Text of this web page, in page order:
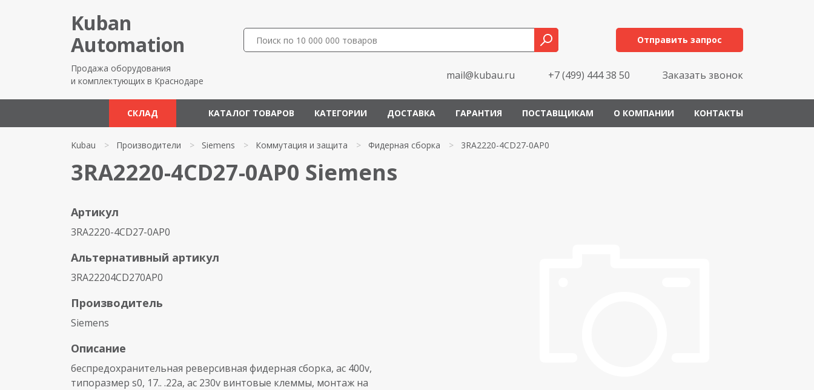
Kuban
Automation
Продажа оборудования
и комплектующих в Краснодаре
Отправить запрос
mail@kubau.ru +7 (499) 444 38 50 Заказать звонок
СКЛАД КАТАЛОГ ТОВАРОВ КАТЕГОРИИ ДОСТАВКА ГАРАНТИЯ ПОСТАВЩИКАМ О КОМПАНИИ КОНТАКТЫ
Kubau > Производители > Siemens > Коммутация и защита > Фидерная сборка > 3RA2220-4CD27-0AP0
3RA2220-4CD27-0AP0 Siemens
Артикул
3RA2220-4CD27-0AP0
Альтернативный артикул
3RA22204CD270AP0
Производитель
Siemens
Описание
беспредохранительная реверсивная фидерная сборка, ac 400v,
типоразмер s0, 17.. .22a, ac 230v винтовые клеммы, монтаж на